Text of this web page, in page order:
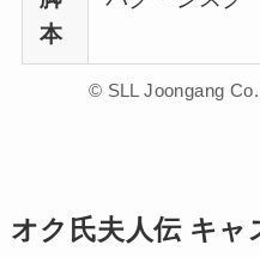
本
© SLL Joongang
オク氏夫人伝 キャ